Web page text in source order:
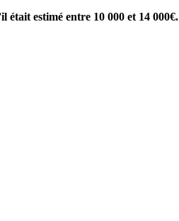
était estimé entre 10 000 et 14 000€.